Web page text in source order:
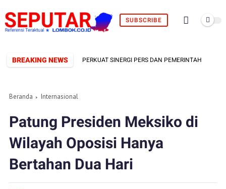
SUBSCRIBE
BREAKING NEWS
TERBENTUK, SIAP PERKUAT SINERGI PERS DAN PEMERINTAH
Beranda Internasional
Patung Presiden Meksiko di
Wilayah Oposisi Hanya
Bertahan Dua Hari